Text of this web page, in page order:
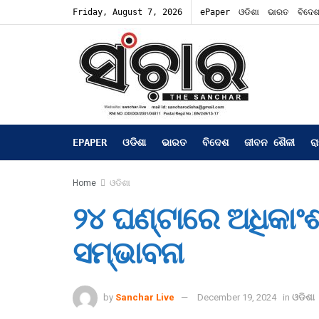
Friday, August 7, 2026 ePaper ଓଡିଶା ଭାରତ ବିଦେଶ
EPAPER ଓଡିଶା ଭାରତ ବିଦେଶ ଜୀବନ ଶୈଳୀ
Home ଓଡିଶା
୨୪ ଘଣ୍ଟାରେ
ସମ୍ଭାବନା
by Sanchar Live December 19, 2024 in ଓଡିଶା